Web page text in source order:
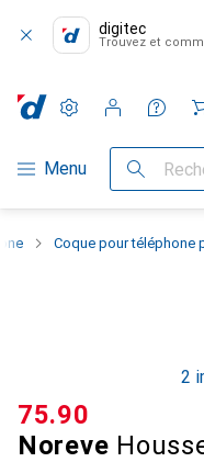
digitec
Trouvez et
Navigation par catégorie
Menu Recherche
Paramètres
Compte client
Listes de
Listes d'envies
Panier
Coque pour téléphone
2
Noreve
CHF
75.90